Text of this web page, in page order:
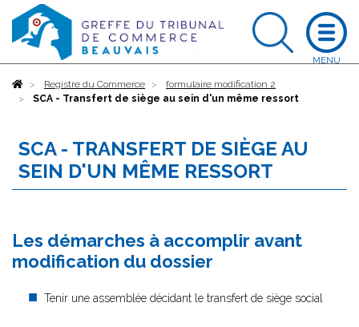
AccueilRegistre du Commerce
formulaire modification 2
SCA - Transfert de siège au sein d'un même ressort
SCA - TRANSFERT DE SIÈGE AU
SEIN D'UN MÊME RESSORT
Les démarches à accomplir avant
modification du dossier
Tenir une assemblée décidant le transfert de siège social